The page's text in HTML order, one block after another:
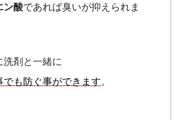
ン酸であれば臭いが抑えられま
洗剤と一緒に
でも防ぐ事ができます。